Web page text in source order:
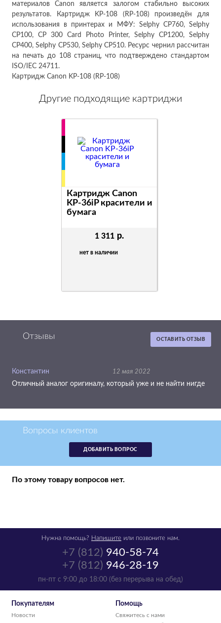
материалов Canon является залогом стабильно высоких
результатов. Картридж KP-108 (RP-108) произведён для
использования в принтерах и МФУ: Selphy CP760, Selphy
CP100, CP 300 Card Photo Printer, Selphy CP1200, Selphy
CP400, Selphy CP530, Selphy CP510. Ресурс чернил рассчитан
на печать до 108 страниц, что подтверждено стандартом
ISO/IEC 24711.
Картридж Canon KP-108 (RP-108)
Другие подходящие картриджи
1 311 р.
нет в наличии
Картридж Canon
KP-36iP красители и
бумага
нет в наличии
Картридж Canon
KP-72iP красители и
нет в наличии
Картридж Canon
KP-108iP красители
и бумага
аналог KP108IN
ОСТАВИТЬ ОТЗЫВ
Отзывы
Константин 12 мая 2022
Отличный аналог оригиналу, который уже и не найти нигде
ДОБАВИТЬ ВОПРОС
Вопросы клиентов
По этому товару вопросов нет.
+7 (812) 940-58-74
+7 (812) 946-28-19
пн-пт с 9:00 до 18:00 (без перерыва на обед)
Нужна помощь? Напишите или позвоните нам.
Покупателям
Новости
Помощь
Свяжитесь с нами